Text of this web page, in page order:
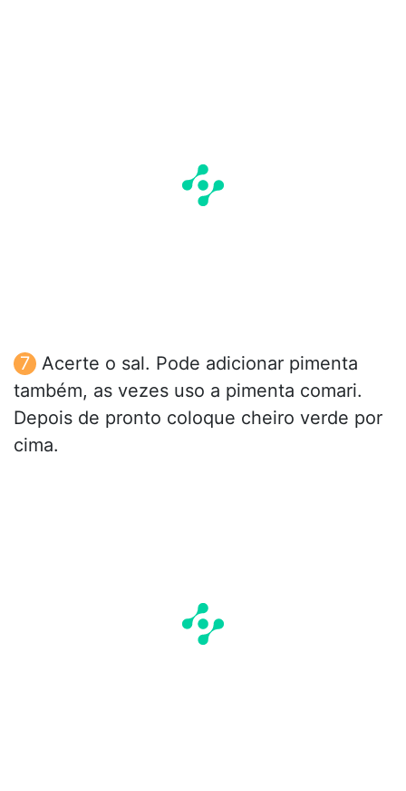
Acerte o sal. Pode adicionar pimenta
também, as vezes uso a pimenta comari.
Depois de pronto coloque cheiro verde por
cima.